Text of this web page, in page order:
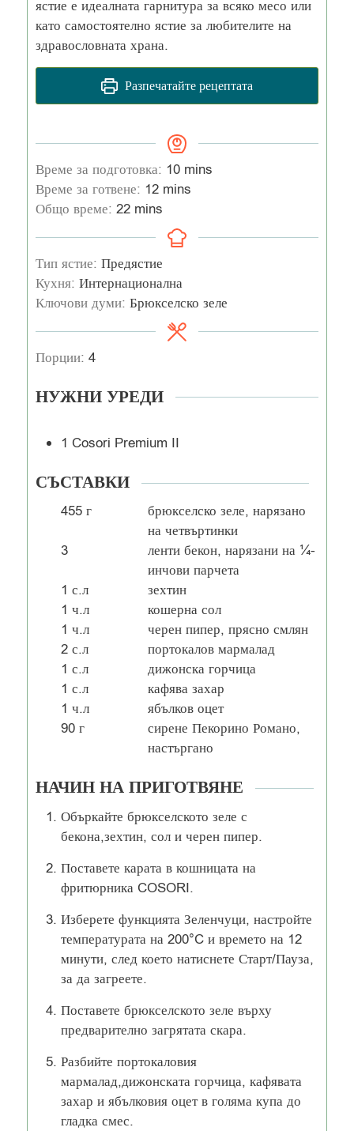
ястие е идеалната гарнитура за всяко месо или
като самостоятелно ястие за любителите на
здравословната храна.
Разпечатайте рецептата
Време за подготовка: 10 mins
Време за готвене: 12 mins
Общо време: 22 mins
Тип ястие: Предястие
Кухня: Интернационална
Ключови думи: Брюкселско зеле
Порции: 4
НУЖНИ УРЕДИ
1 Cosori Premium II
СЪСТАВКИ
455 г
брюкселско зеле, нарязано
на четвъртинки
3
ленти бекон, нарязани на ¼-
инчови парчета
1 с.л
зехтин
1 ч.л
кошерна сол
1 ч.л
черен пипер, прясно смлян
2 с.л
портокалов мармалад
1 с.л
дижонска горчица
1 с.л
кафява захар
1 ч.л
ябълков оцет
90 г
сирене Пекорино Романо,
настъргано
НАЧИН НА ПРИГОТВЯНЕ
Объркайте брюкселското зеле с
бекона,зехтин, сол и черен пипер.
Поставете карата в кошницата на
фритюрника COSORI.
Изберете функцията Зеленчуци, настройте
температурата на 200°C и времето на 12
минути, след което натиснете Старт/Пауза,
за да загреете.
Поставете брюкселското зеле върху
предварително загрятата скара.
Разбийте портокаловия
мармалад,дижонската горчица, кафявата
захар и ябълковия оцет в голяма купа до
гладка смес.